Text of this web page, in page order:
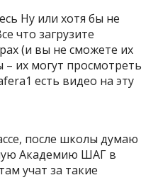
Ну или хотя бы не
что загрузите
(и вы не сможете их
– их могут просмотреть
есть видео на эту
после школы думаю
Академию ШАГ в
учат за такие